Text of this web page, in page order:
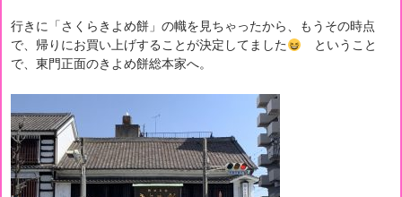
行きに「さくらきよめ餅」の幟を見ちゃったから、もうその時点
で、帰りにお買い上げすることが決定してました
ということ
で、東門正面のきよめ餅総本家へ。